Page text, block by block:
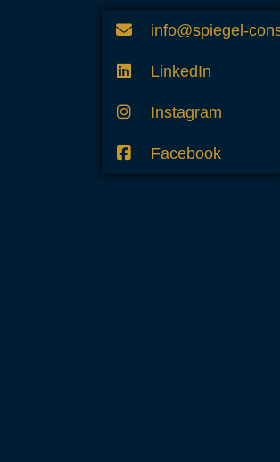
info@spiegel-
LinkedIn
Instagram
Facebook